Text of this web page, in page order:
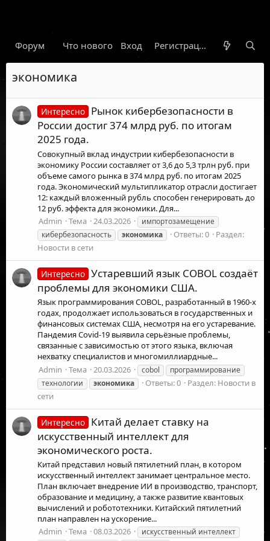
Форум Что нового Гарант Новости
Вход Регистрация
экономика
Интересно Рынок кибербезопасности в
России достиг 374 млрд руб. по итогам
2025 года.
Совокупный вклад индустрии кибербезопасности в
экономику России составляет от 3,6 до 5,3 трлн руб. при
объеме самого рынка в 374 млрд руб. по итогам 2025
года. Экономический мультипликатор отрасли достигает
12: каждый вложенный рубль способен генерировать до
12 руб. эффекта для экономики. Для...
Admin
Тема 24.03.2026
импортозамещение
кибербезопасность
экономика Ответы: 0
Раздел:
Новости в сети
Интересно Устаревший язык COBOL создаёт
проблемы для экономики США.
Язык программирования COBOL, разработанный в 1960-х
годах, продолжает использоваться в государственных и
финансовых системах США, несмотря на его устаревание.
Пандемия Covid-19 выявила серьёзные проблемы,
связанные с зависимостью от этого языка, включая
нехватку специалистов и многомиллиардные...
Admin
Тема 20.03.2026 cobol
программирование
технологии
экономика Ответы: 0 Раздел: Новости в
сети
Интересно Китай делает ставку на
искусственный интеллект для
экономического роста.
Китай представил новый пятилетний план, в котором
искусственный интеллект занимает центральное место.
План включает внедрение ИИ в производство, транспорт,
образование и медицину, а также развитие квантовых
вычислений и робототехники. Китайский пятилетний
план направлен на ускорение...
Admin
Тема 08.03.2026
искусственный интеллект